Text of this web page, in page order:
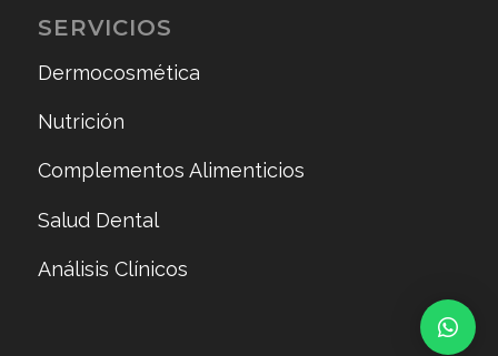
SERVICIOS
Dermocosmética
Nutrición
Complementos Alimenticios
Salud Dental
Análisis Clínicos